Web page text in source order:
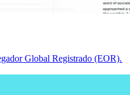
Global Registrado (EOR).​​